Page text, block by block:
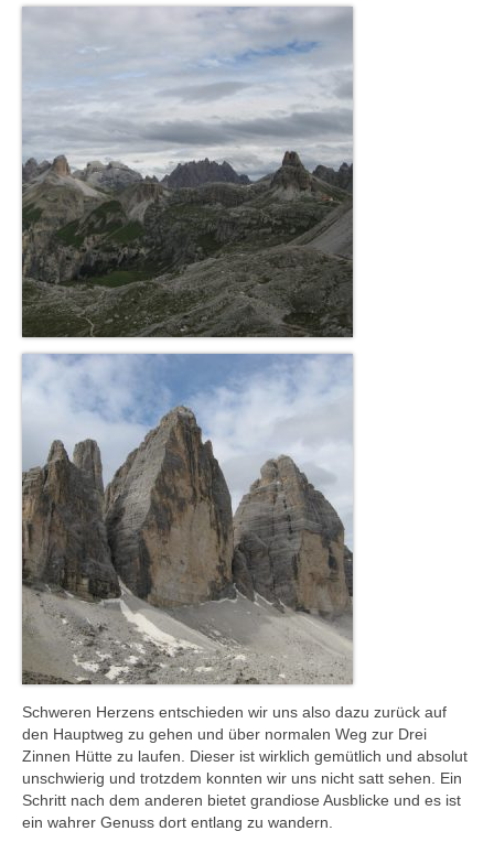
Schweren Herzens entschieden wir uns also dazu zurück auf
den Hauptweg zu gehen und über normalen Weg zur Drei
Zinnen Hütte zu laufen. Dieser ist wirklich gemütlich und absolut
unschwierig und trotzdem konnten wir uns nicht satt sehen. Ein
Schritt nach dem anderen bietet grandiose Ausblicke und es ist
ein wahrer Genuss dort entlang zu wandern.